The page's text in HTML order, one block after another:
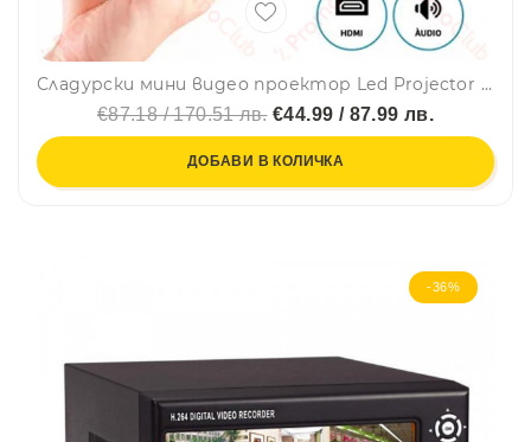
Сладурски мини видео проектор Led Projector Y300
€87.18 / 170.51 лв.€44.99 / 87.99 лв.
ДОБАВИ В КОЛИЧКА
-36%